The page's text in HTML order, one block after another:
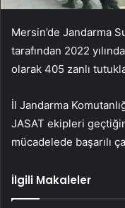
Mersin’de Jandarma
tarafından 2022
olarak 405 zanlı
İl Jandarma
JASAT ekipleri
mücadelede başarılı
İlgili Makaleler